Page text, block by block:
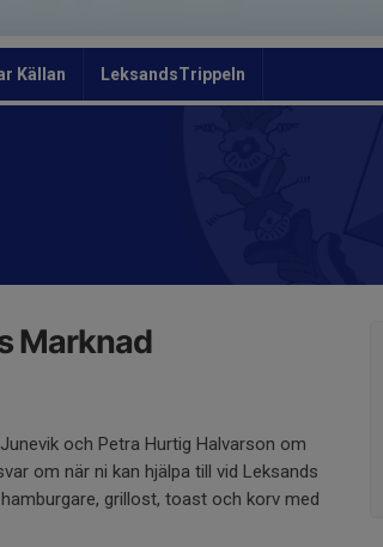
Källan LeksandsTrippeln
Marknad
och Petra Hurtig Halvarson om
om när ni kan hjälpa till vid Leksands
grillost, toast och korv med